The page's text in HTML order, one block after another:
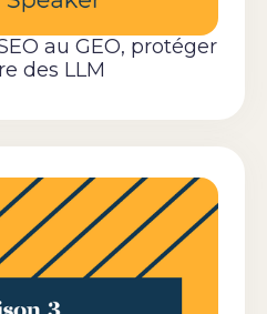
au GEO, protéger
des LLM